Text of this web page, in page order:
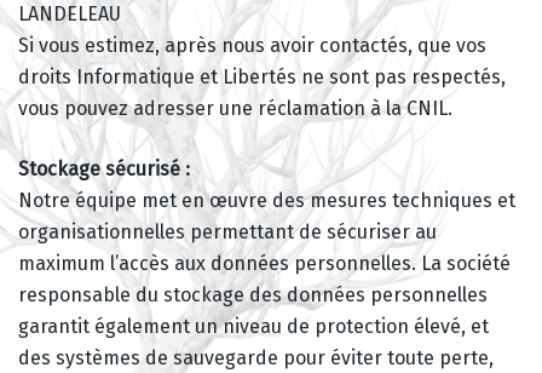
LANDELEAU
Si vous estimez, après nous avoir contactés, que vos
droits Informatique et Libertés ne sont pas respectés,
vous pouvez adresser une réclamation à la CNIL.
Stockage sécurisé :
Notre équipe met en œuvre des mesures techniques et
organisationnelles permettant de sécuriser au
maximum l’accès aux données personnelles. La société
responsable du stockage des données personnelles
garantit également un niveau de protection élevé, et
des systèmes de sauvegarde pour éviter toute perte,